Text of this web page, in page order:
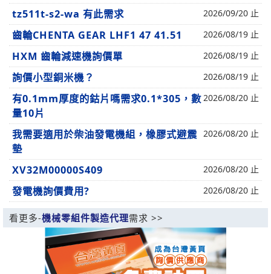
tz511t-s2-wa 有此需求 2026/09/20 止
齒輪CHENTA GEAR LHF1 47 41.51 2026/08/19 止
HXM 齒輪減速機詢價單 2026/08/19 止
詢價小型銅米機？ 2026/08/19 止
有0.1mm厚度的鈷片嗎需求0.1*305，數
量10片
2026/08/20 止
我需要適用於柴油發電機組，橡膠式避震
墊
2026/08/20 止
XV32M00000S409 2026/08/20 止
發電機詢價費用? 2026/08/20 止
看更多-機械零組件製造代理需求 >>